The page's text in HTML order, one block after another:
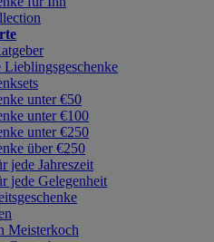
Lieblingsgeschenke
unter €50
unter €100
unter €250
über €250
jede Jahreszeit
jede Gelegenheit
Meisterkoch